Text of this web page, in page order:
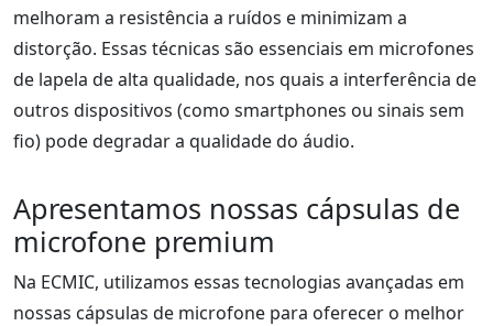
melhoram a resistência a ruídos e minimizam a
distorção. Essas técnicas são essenciais em microfones
de lapela de alta qualidade, nos quais a interferência de
outros dispositivos (como smartphones ou sinais sem
fio) pode degradar a qualidade do áudio.
Apresentamos nossas cápsulas de
microfone premium
Na ECMIC, utilizamos essas tecnologias avançadas em
nossas cápsulas de microfone para oferecer o melhor